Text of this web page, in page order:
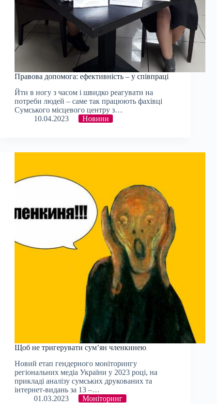
Правова допомога: ефективність – у співпраці
Йти в ногу з часом і швидко реагувати на
потреби людей – саме так працюють фахівці
Сумського місцевого центру з…
10.04.2023
Новини
Щоб не тригерувати сум’ян членкинею
Новий етап гендерного моніторингу
регіональних медіа України у 2023 році, на
прикладі аналізу сумських друкованих та
інтернет-видань за 13 –…
01.03.2023
Моніторинг